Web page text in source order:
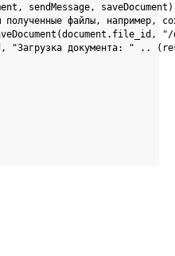
sendMessage, saveDocument)
полученные файлы, например,
"Загрузка документа: " ..